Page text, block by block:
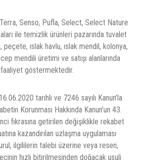
Senso, Pufla, Select, Select Nature
ile temizlik ürünleri pazarında tuvalet
peçete, ıslak havlu, ıslak mendil, kolonya,
mendili üretimi ve satışı alanlarında
faaliyet göstermektedir.
tarihli ve 7246 sayılı Kanun’la
Korunması Hakkında Kanun’un 43.
fıkrasına getirilen değişiklikle rekabet
kazandırılan uzlaşma uygulaması
ilgililerin talebi üzerine veya resen,
hızlı bitirilmesinden doğacak usuli